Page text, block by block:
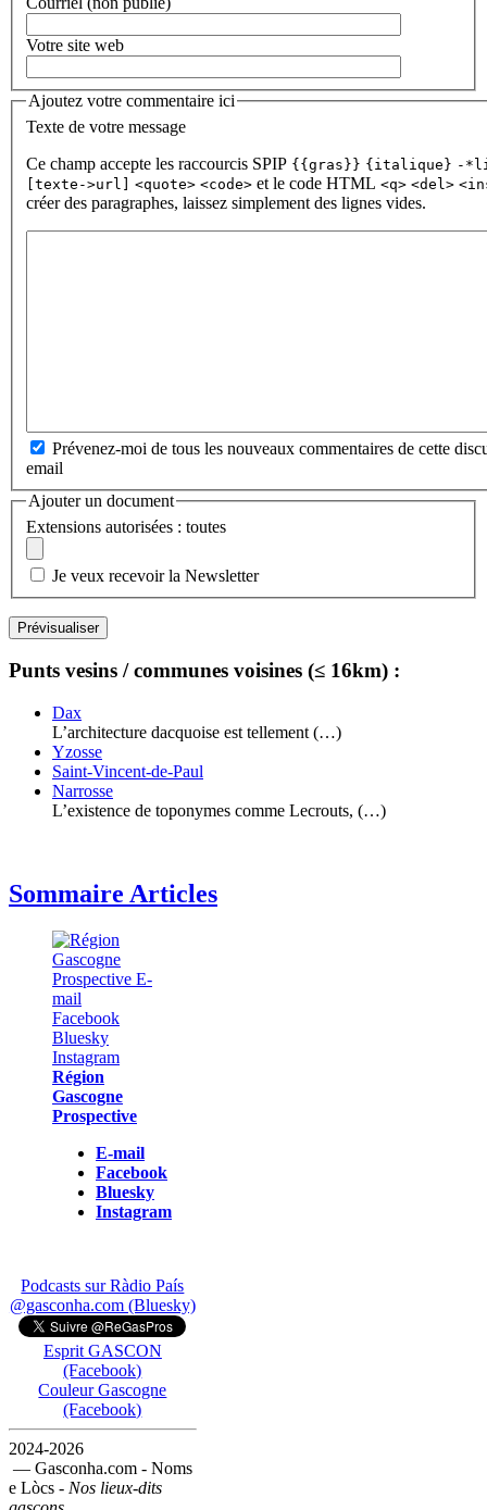
Votre site web
Ajoutez votre commentaire ici
Texte de votre message
Ce champ accepte les raccourcis SPIP {{gras}} {italique} -
[texte->url]
<quote> <code> et le code HTML <q> <del>
créer des paragraphes, laissez simplement des lignes vides.
Prévenez-moi de tous les nouveaux commentaires de cette
email
Ajouter un document
Extensions autorisées : toutes
Je veux recevoir la Newsletter
Punts vesins / communes voisines (≤ 16km) :
Dax
L’architecture dacquoise est tellement (…)
Yzosse
Saint-Vincent-de-Paul
Narrosse
L’existence de toponymes comme Lecrouts, (…)
Sommaire Articles
Région
Gascogne
Prospective
E-mail
Facebook
Bluesky
Instagram
Podcasts sur Ràdio País
@gasconha.com (Bluesky)
Esprit GASCON
(Facebook)
Couleur Gascogne
(Facebook)
2024-2026
— Gasconha.com - Noms
e Lòcs - Nos lieux-dits